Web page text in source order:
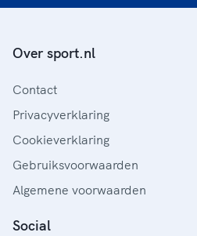
Over sport.nl
Contact
Privacyverklaring
Cookieverklaring
Gebruiksvoorwaarden
Algemene voorwaarden
Social